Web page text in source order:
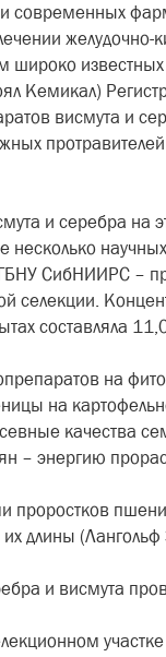
современных
широко
Кемикал)
висмута и
и серебра
несколько
СибНИИРС –
составляла
на
на
качества
– энергию
длины
и висмута